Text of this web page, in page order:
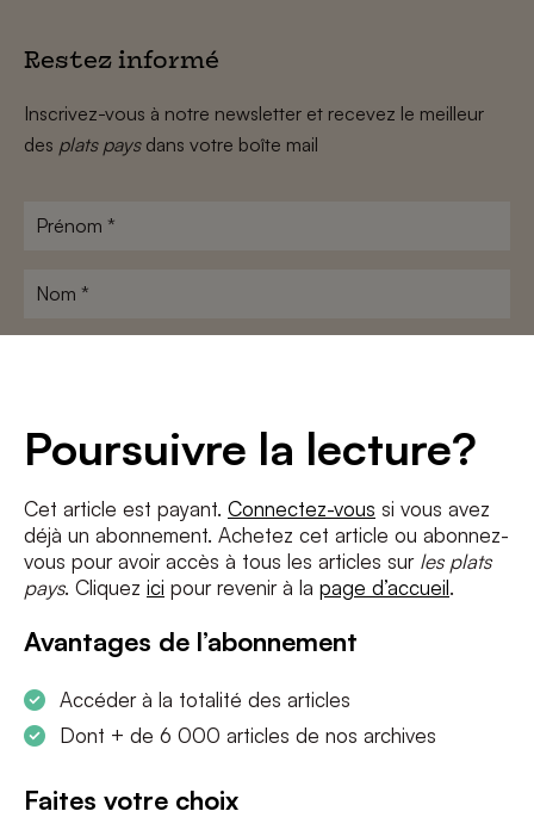
Poursuivre la lecture?
Cet article est payant. Connectez-vous si vous avez
déjà un abonnement. Achetez cet article ou abonnez-
vous pour avoir accès à tous les articles sur les plats
pays. Cliquez ici pour revenir à la page d’accueil.
Avantages de l’abonnement
Accéder à la totalité des articles
Dont + de 6 000 articles de nos archives
Faites votre choix
Restez informé
Inscrivez-vous à notre newsletter et recevez le meilleur
des plats paysdans votre boîte mail
Prénom
Nom
J'accepte les termes et conditions etla politique de confidentialité
S'INSCRIRE